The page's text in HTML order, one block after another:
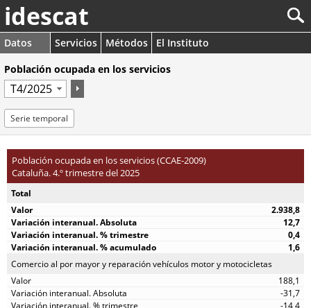
idescat
Datos Servicios Métodos
El Instituto
Población ocupada en los servicios
Serie temporal
Población ocupada en los servicios (CCAE-2009)
Cataluña. 4.º trimestre del 2025
Total
2.938,8
12,7
0,4
1,6
Comercio al por mayor y reparación vehículos motor y motocicletas
188,1
-31,7
-14,4